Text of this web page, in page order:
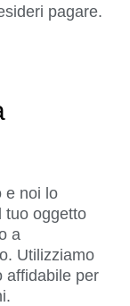
pagare.
e noi lo
tuo oggetto
a
Utilizziamo
affidabile per